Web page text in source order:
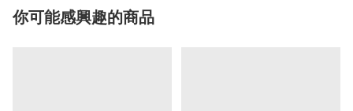
你可能感興趣的商品